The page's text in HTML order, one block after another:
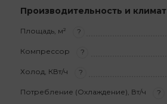
Производительность и климат
Площадь, м² ?
Компрессор ?
Холод, КВт/ч ?
Потребление (Охлаждение), Вт/ч ?